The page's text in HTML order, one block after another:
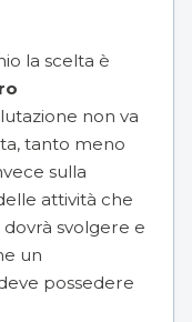
la scelta è
non va
tanto meno
sulla
attività che
svolgere e
un
possedere